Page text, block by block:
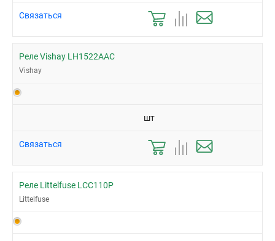
Связаться
Реле Vishay LH1522AAC
Vishay
шт
Связаться
Реле Littelfuse LCC110P
Littelfuse